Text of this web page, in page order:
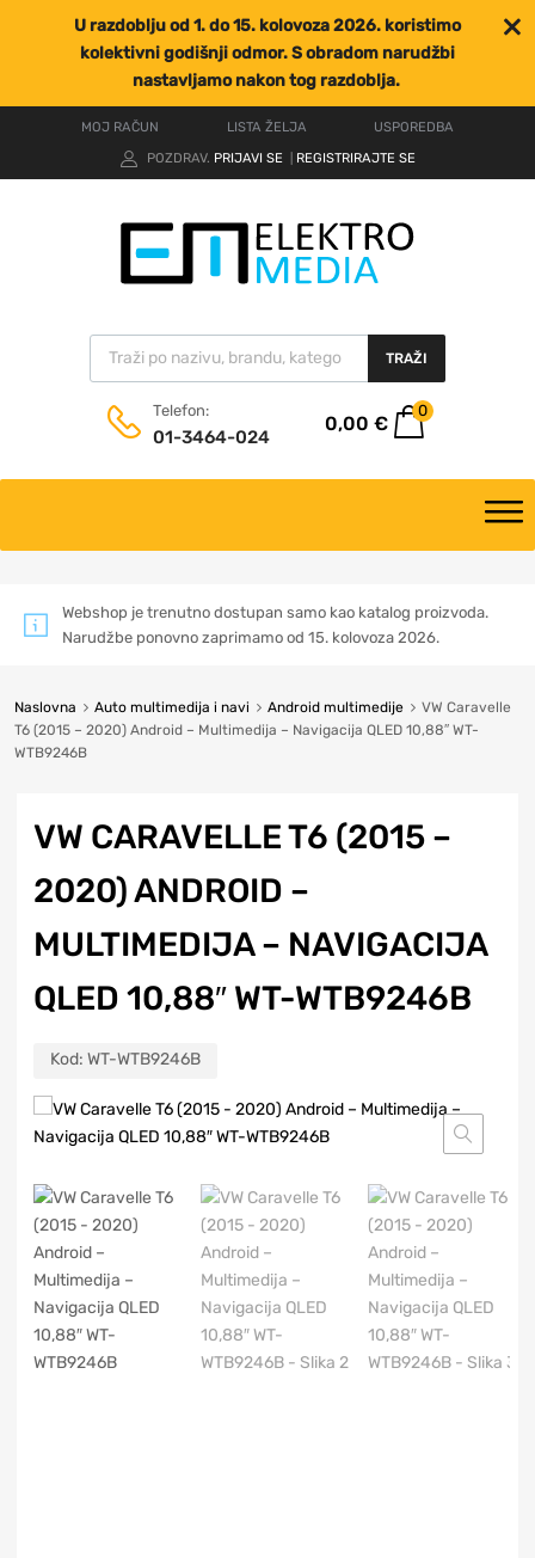
U razdoblju od 1. do 15. kolovoza 2026. koristimo
kolektivni godišnji odmor. S obradom narudžbi
nastavljamo nakon tog razdoblja.
MOJ RAČUN LISTA ŽELJA
USPOREDBA
POZDRAV. PRIJAVI SE REGISTRIRAJTE SE
TRAŽI
Telefon:
01-3464-024
0,00 €
0
Webshop je trenutno dostupan samo kao katalog proizvoda.
Narudžbe ponovno zaprimamo od 15. kolovoza 2026.
Naslovna Auto multimedija i navi Android multimedije
VW Caravelle
T6 (2015 – 2020) Android – Multimedija – Navigacija QLED 10,88″ WT-
WTB9246B
VW CARAVELLE T6 (2015 –
2020) ANDROID –
MULTIMEDIJA – NAVIGACIJA
QLED 10,88″ WT-WTB9246B
Kod: WT-WTB9246B